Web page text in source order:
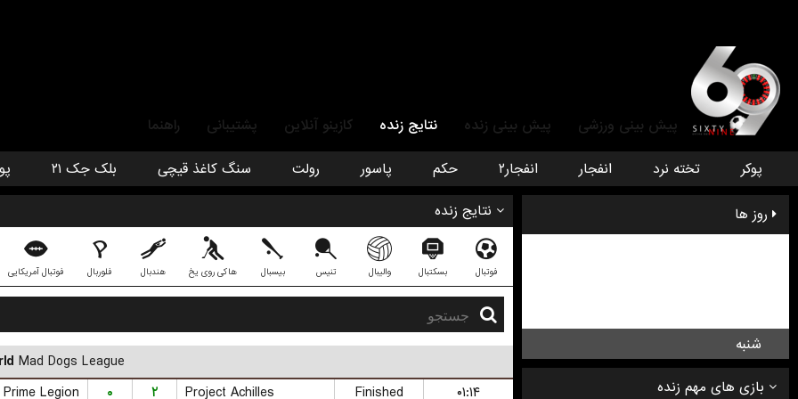
پیش بینی ورزشی پیش بینی زنده نتایج زنده کازینو آنلاین پشتیبانی راهنما
پوکر تخته نرد انفجار انفجار۲ حکم پاسور رولت سنگ کاغذ قیچی بلک جک ۲۱
روز ها
شنبه
نتایج زنده
فوتبال بسکتبال والیبال تنیس بیسبال هاکی روی یخ هندبال فلوربال فوتبال آمریکایی
Mad Dogs League
Prime Legion
۰ ۲ Project Achilles Finished
۰۱:۱۴